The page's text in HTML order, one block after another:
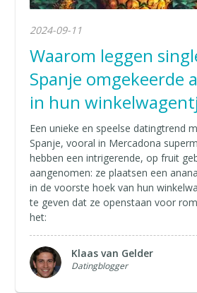
2024-09-11
Waarom leggen
Spanje omgekeerde
in hun
Een unieke en speelse datingtrend
Spanje, vooral in Mercadona
hebben een intrigerende, op fruit
aangenomen: ze plaatsen een
in de voorste hoek van hun
te geven dat ze openstaan voor
het:
Klaas van Gelder
Datingblogger